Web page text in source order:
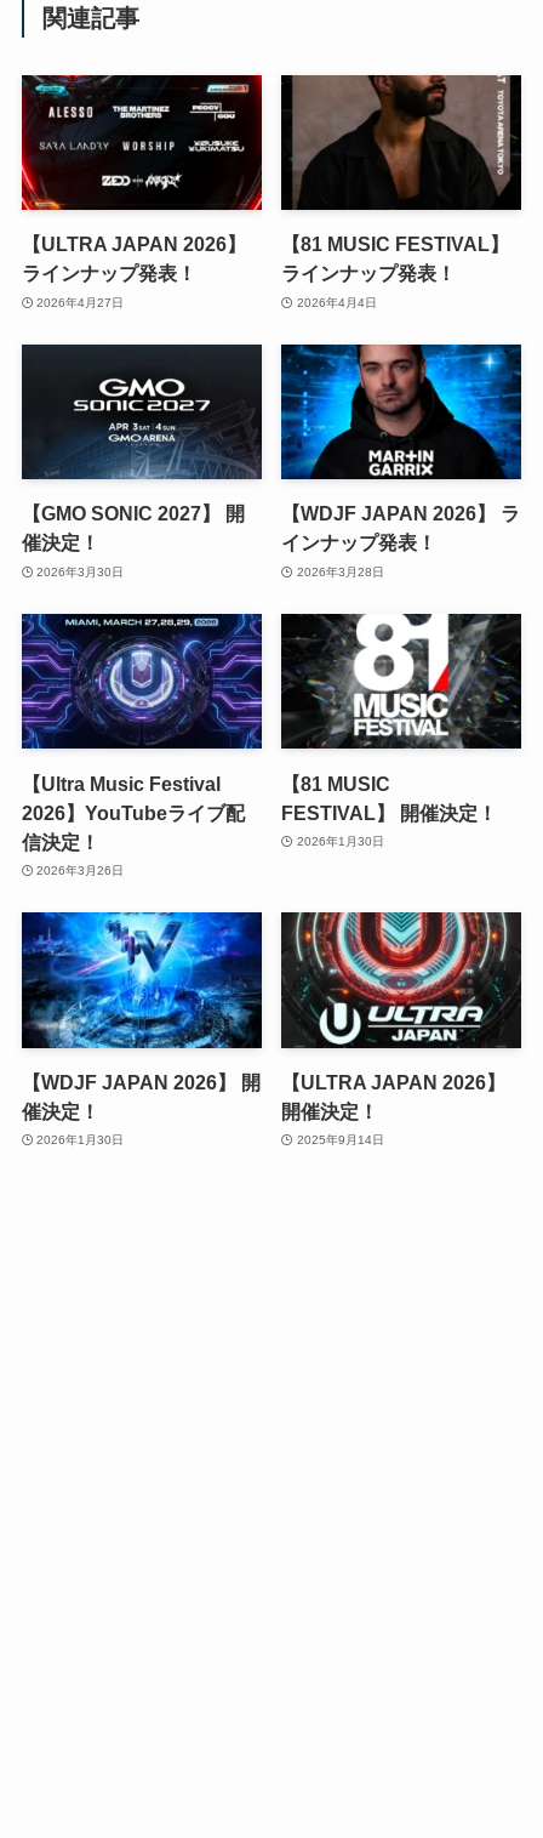
関連記事
【ULTRA JAPAN 2026】
ラインナップ発表！
2026年4月27日
【81 MUSIC FESTIVAL】
ラインナップ発表！
2026年4月4日
【GMO SONIC 2027】 開
催決定！
2026年3月30日
【WDJF JAPAN 2026】 ラ
インナップ発表！
2026年3月28日
【Ultra Music Festival
2026】YouTubeライブ配
信決定！
2026年3月26日
【81 MUSIC
FESTIVAL】 開催決定！
2026年1月30日
【WDJF JAPAN 2026】 開
催決定！
2026年1月30日
【ULTRA JAPAN 2026】
開催決定！
2025年9月14日